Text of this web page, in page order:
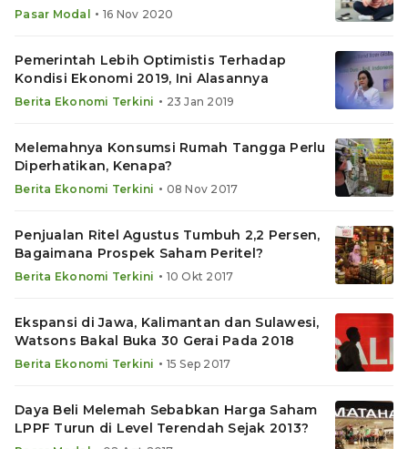
Pasar Modal • 16 Nov 2020
Pemerintah Lebih Optimistis Terhadap
Kondisi Ekonomi 2019, Ini Alasannya
Berita Ekonomi Terkini • 23 Jan 2019
Melemahnya Konsumsi Rumah Tangga Perlu
Diperhatikan, Kenapa?
Berita Ekonomi Terkini • 08 Nov 2017
Penjualan Ritel Agustus Tumbuh 2,2 Persen,
Bagaimana Prospek Saham Peritel?
Berita Ekonomi Terkini • 10 Okt 2017
Ekspansi di Jawa, Kalimantan dan Sulawesi,
Watsons Bakal Buka 30 Gerai Pada 2018
Berita Ekonomi Terkini • 15 Sep 2017
Daya Beli Melemah Sebabkan Harga Saham
LPPF Turun di Level Terendah Sejak 2013?